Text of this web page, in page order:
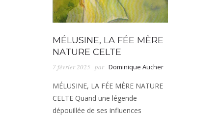
MÉLUSINE, LA FÉE MÈRE
NATURE CELTE
7 février 2025 par Dominique Aucher
MÉLUSINE, LA FÉE MÈRE NATURE
CELTE Quand une légende
dépouillée de ses influences